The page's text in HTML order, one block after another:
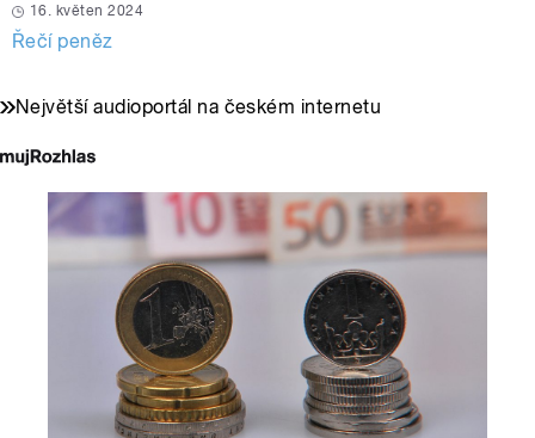
16. květen 2024
Řečí peněz
Největší audioportál na českém internetu